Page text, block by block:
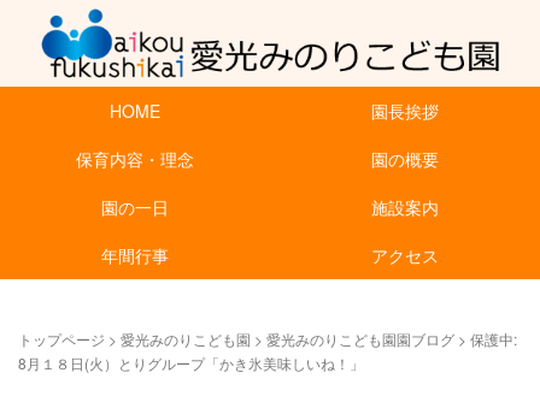
HOME
園長挨拶
保育内容・理念
園の概要
園の一日
施設案内
年間行事
アクセス
トップページ > 愛光みのりこども園 > 愛光みのりこども園園ブログ > 保護中:
8月１８日(火）とりグループ「かき氷美味しいね！」